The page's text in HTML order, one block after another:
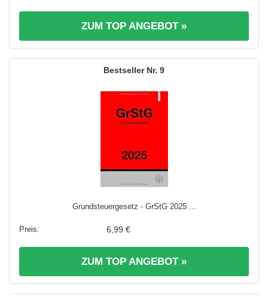
ZUM TOP ANGEBOT »
9
Grundsteuergesetz - GrStG 2025 ...
6,99 €
ZUM TOP ANGEBOT »